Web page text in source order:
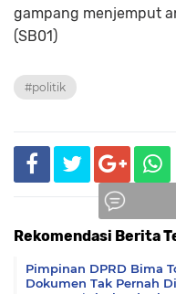
gampang menjemput
(SB01)
#politik
Rekomendasi Berita
Pimpinan DPRD Bima
Dokumen Tak Pernah